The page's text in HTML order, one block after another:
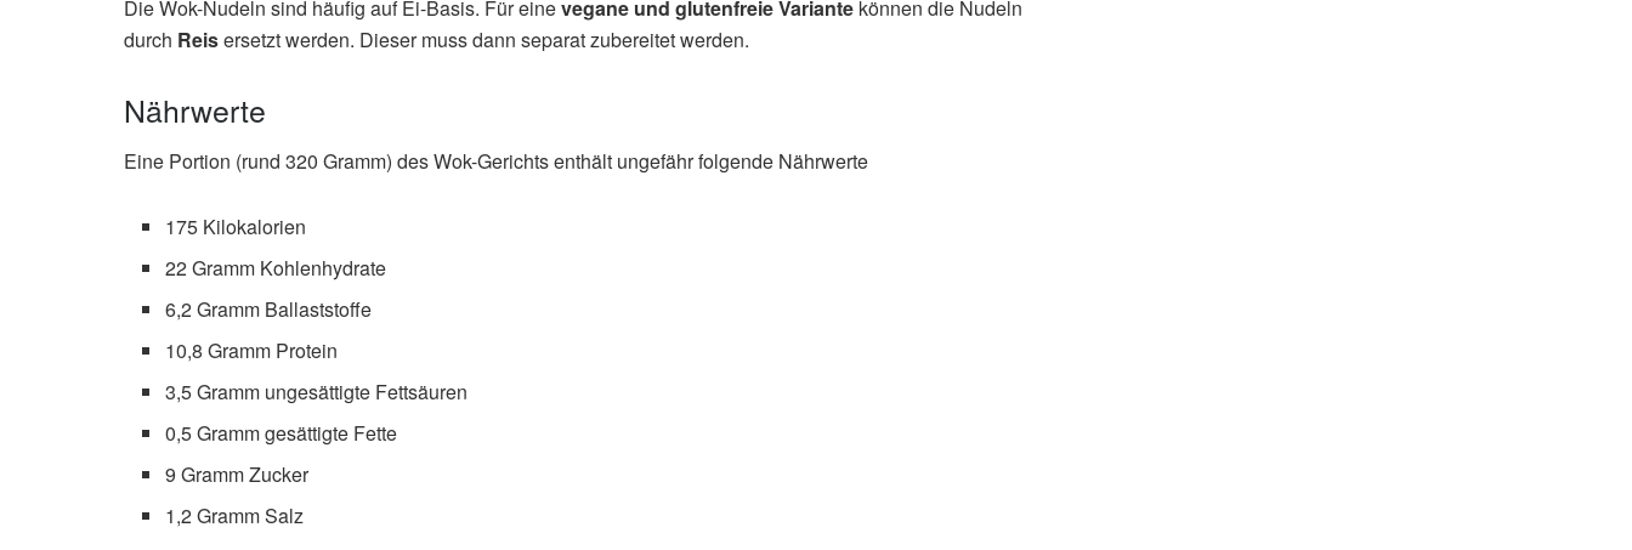
Die Wok-Nudeln sind häufig auf Ei-Basis. Für einevegane und glutenfreie Variante können die Nudeln
durch Reisersetzt werden. Dieser muss dann separat zubereitet werden.
Nährwerte
Eine Portion (rund 320 Gramm) des Wok-Gerichts enthält ungefähr folgende Nährwerte
175 Kilokalorien
22 Gramm Kohlenhydrate
6,2 Gramm Ballaststoffe
10,8 Gramm Protein
3,5 Gramm ungesättigte Fettsäuren
0,5 Gramm gesättigte Fette
9 Gramm Zucker
1,2 Gramm Salz